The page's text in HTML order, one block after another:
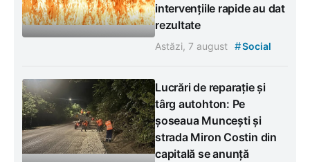
intervențiile rapide au dat
rezultate
Astăzi, 7 august #Social
Lucrări de reparație și
târg autohton: Pe
șoseaua Muncești și
strada Miron Costin din
capitală se anunță